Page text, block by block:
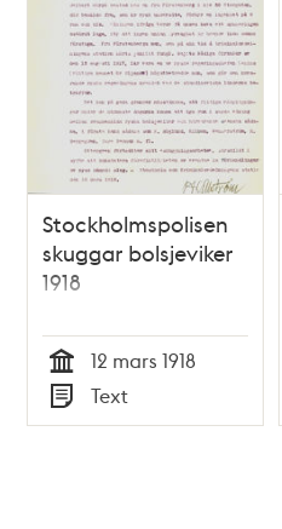
Stockholmspolisen
skuggar bolsjeviker
1918
Tid
12 mars 1918
Typ
Text